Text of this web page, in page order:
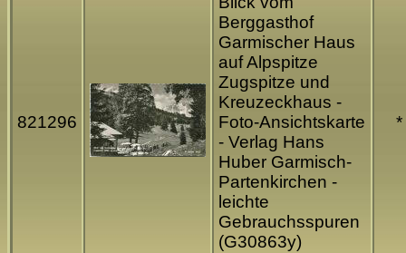
821296
Berggasthof
Garmischer Haus
auf Alpspitze
Zugspitze und
Kreuzeckhaus -
Foto-Ansichtskarte
- Verlag Hans
Huber Garmisch-
Partenkirchen -
leichte
Gebrauchsspuren
(G30863y)
*